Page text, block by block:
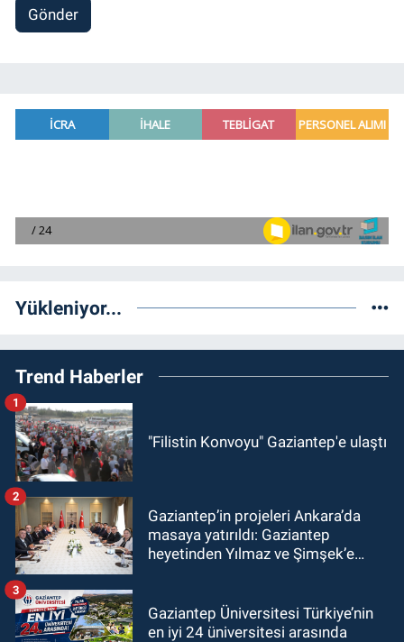
Gönder
Yükleniyor...
Trend Haberler
"Filistin Konvoyu" Gaziantep'e ulaştı
1
Gaziantep’in projeleri Ankara’da
masaya yatırıldı: Gaziantep
heyetinden Yılmaz ve Şimşek’e
2
Gaziantep Üniversitesi Türkiye’nin
en iyi 24 üniversitesi arasında
3